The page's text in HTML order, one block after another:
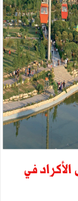
الأكراد في